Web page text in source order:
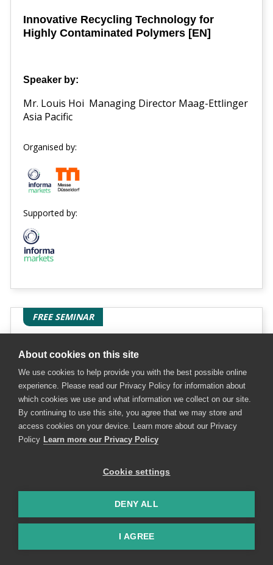
Innovative Recycling Technology for
Highly Contaminated Polymers [EN]
Speaker by:
Mr. Louis Hoi Managing Director Maag-Ettlinger
Asia Pacific
Organised by:
Supported by:
FREE SEMINAR
Recycling Solutions &
Sustainability Forum : How
Technology is leading the
way in transforming plastics
recycling landscape
15 May 2026
14:30-15:00 hrs.
About cookies on this site
We use cookies to help provide you with the best possible online
experience. Please read our Privacy Policy for information about
which cookies we use and what information we collect on our site.
By continuing to use this site, you agree that we may store and
access cookies on your device. Learn more about our Privacy
Policy Learn more our Privacy Policy
Cookie settings
DENY ALL
I AGREE